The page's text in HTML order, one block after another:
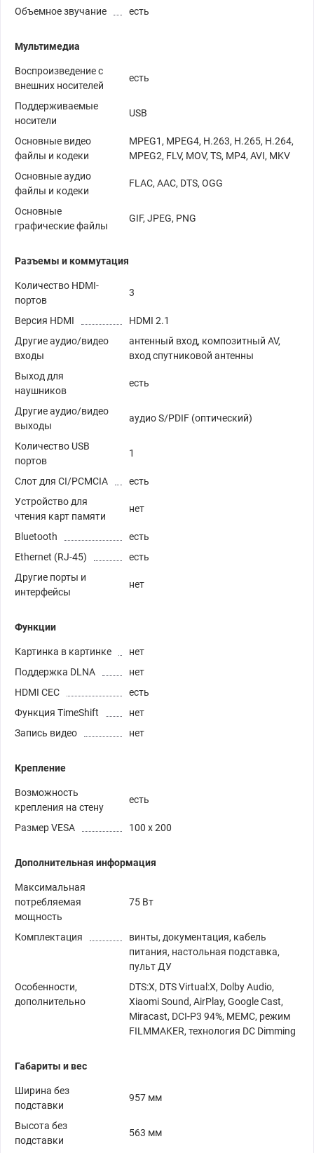
Объемное звучание
есть
Мультимедиа
Воспроизведение с
внешних носителей
есть
Поддерживаемые
носители
USB
Основные видео
файлы и кодеки
MPEG1, MPEG4, H.263, H.265, H.264,
MPEG2, FLV, MOV, TS, MP4, AVI, MKV
Основные аудио
файлы и кодеки
FLAC, AAC, DTS, OGG
Основные
графические файлы
GIF, JPEG, PNG
Разъемы и коммутация
Количество HDMI-
портов
3
Версия HDMI
HDMI 2.1
Другие аудио/видео
входы
антенный вход, композитный AV,
вход спутниковой антенны
Выход для
наушников
есть
Другие аудио/видео
выходы
аудио S/PDIF (оптический)
Количество USB
портов
1
Слот для CI/PCMCIA
есть
Устройство для
чтения карт памяти
нет
Bluetooth
есть
Ethernet (RJ-45)
есть
Другие порты и
интерфейсы
нет
Функции
Картинка в картинке
нет
Поддержка DLNA
нет
HDMI CEC
есть
Функция TimeShift
нет
Запись видео
нет
Крепление
Возможность
крепления на стену
есть
Размер VESA 100 x 200
Дополнительная информация
Максимальная
потребляемая
мощность
75 Вт
Комплектация
винты, документация, кабель
питания, настольная подставка,
пульт ДУ
Особенности,
дополнительно
DTS:X, DTS Virtual:X, Dolby Audio,
Xiaomi Sound, AirPlay, Google Cast,
Miracast, DCI-P3 94%, MEMC, режим
FILMMAKER, технология DC Dimming
Габариты и вес
Ширина без
подставки
957 мм
Высота без
подставки
563 мм